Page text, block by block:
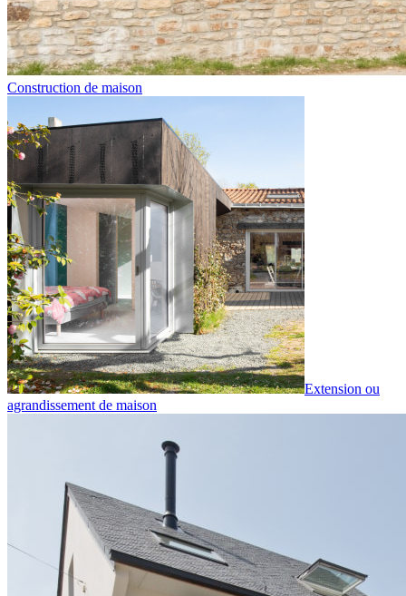
Construction de maison
Extension ou
agrandissement de maison